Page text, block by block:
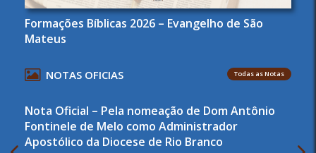
Formações Bíblicas 2026 – Evangelho de São
Mateus
NOTAS OFICIAS Todas as Notas
Nota Oficial – Pela nomeação de Dom Antônio
Fontinele de Melo como Administrador
Apostólico da Diocese de Rio Branco